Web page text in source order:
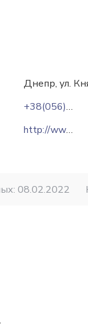
Днепр, ул.
+38(056)720-98-92
http://www.dnipromlyn.com
08.02.2022